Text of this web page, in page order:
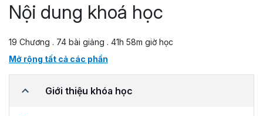
Nội dung khoá học
19 Chương . 74 bài giảng . 41h 58m giờ học
Mở rộng tất cả các phần
Giới thiệu khóa học